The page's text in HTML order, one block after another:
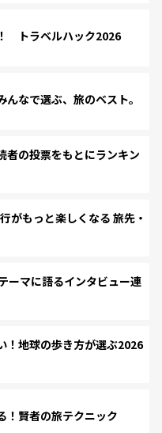
トラベルハック2026
なで選ぶ、旅のベスト。
の投票をもとにランキン
もっと楽しくなる 旅先・
ーマに語るインタビュー連
！地球の歩き方が選ぶ2026
！賢者の旅テクニック